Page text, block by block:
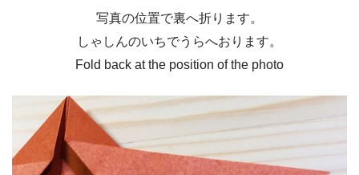
写真の位置で裏へ折ります。
しゃしんのいちでうらへおります。
Fold back at the position of the photo